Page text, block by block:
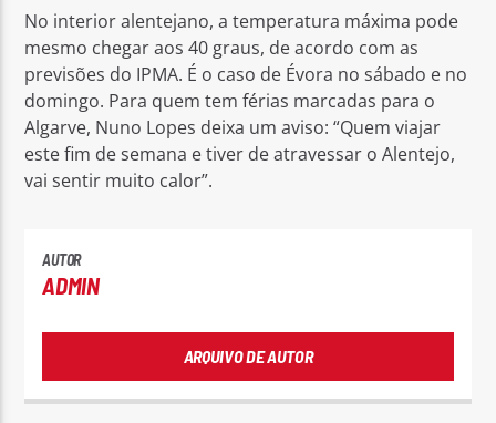
No interior alentejano, a temperatura máxima pode
mesmo chegar aos 40 graus, de acordo com as
previsões do IPMA. É o caso de Évora no sábado e no
domingo. Para quem tem férias marcadas para o
Algarve, Nuno Lopes deixa um aviso: “Quem viajar
este fim de semana e tiver de atravessar o Alentejo,
vai sentir muito calor”.
AUTOR
ADMIN
ARQUIVO DE AUTOR